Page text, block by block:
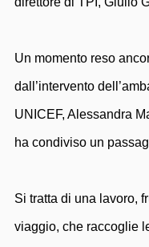
Un momento reso
dall’intervento
UNICEF, Alessandra
ha condiviso un
Si tratta di una lavoro,
viaggio, che raccoglie